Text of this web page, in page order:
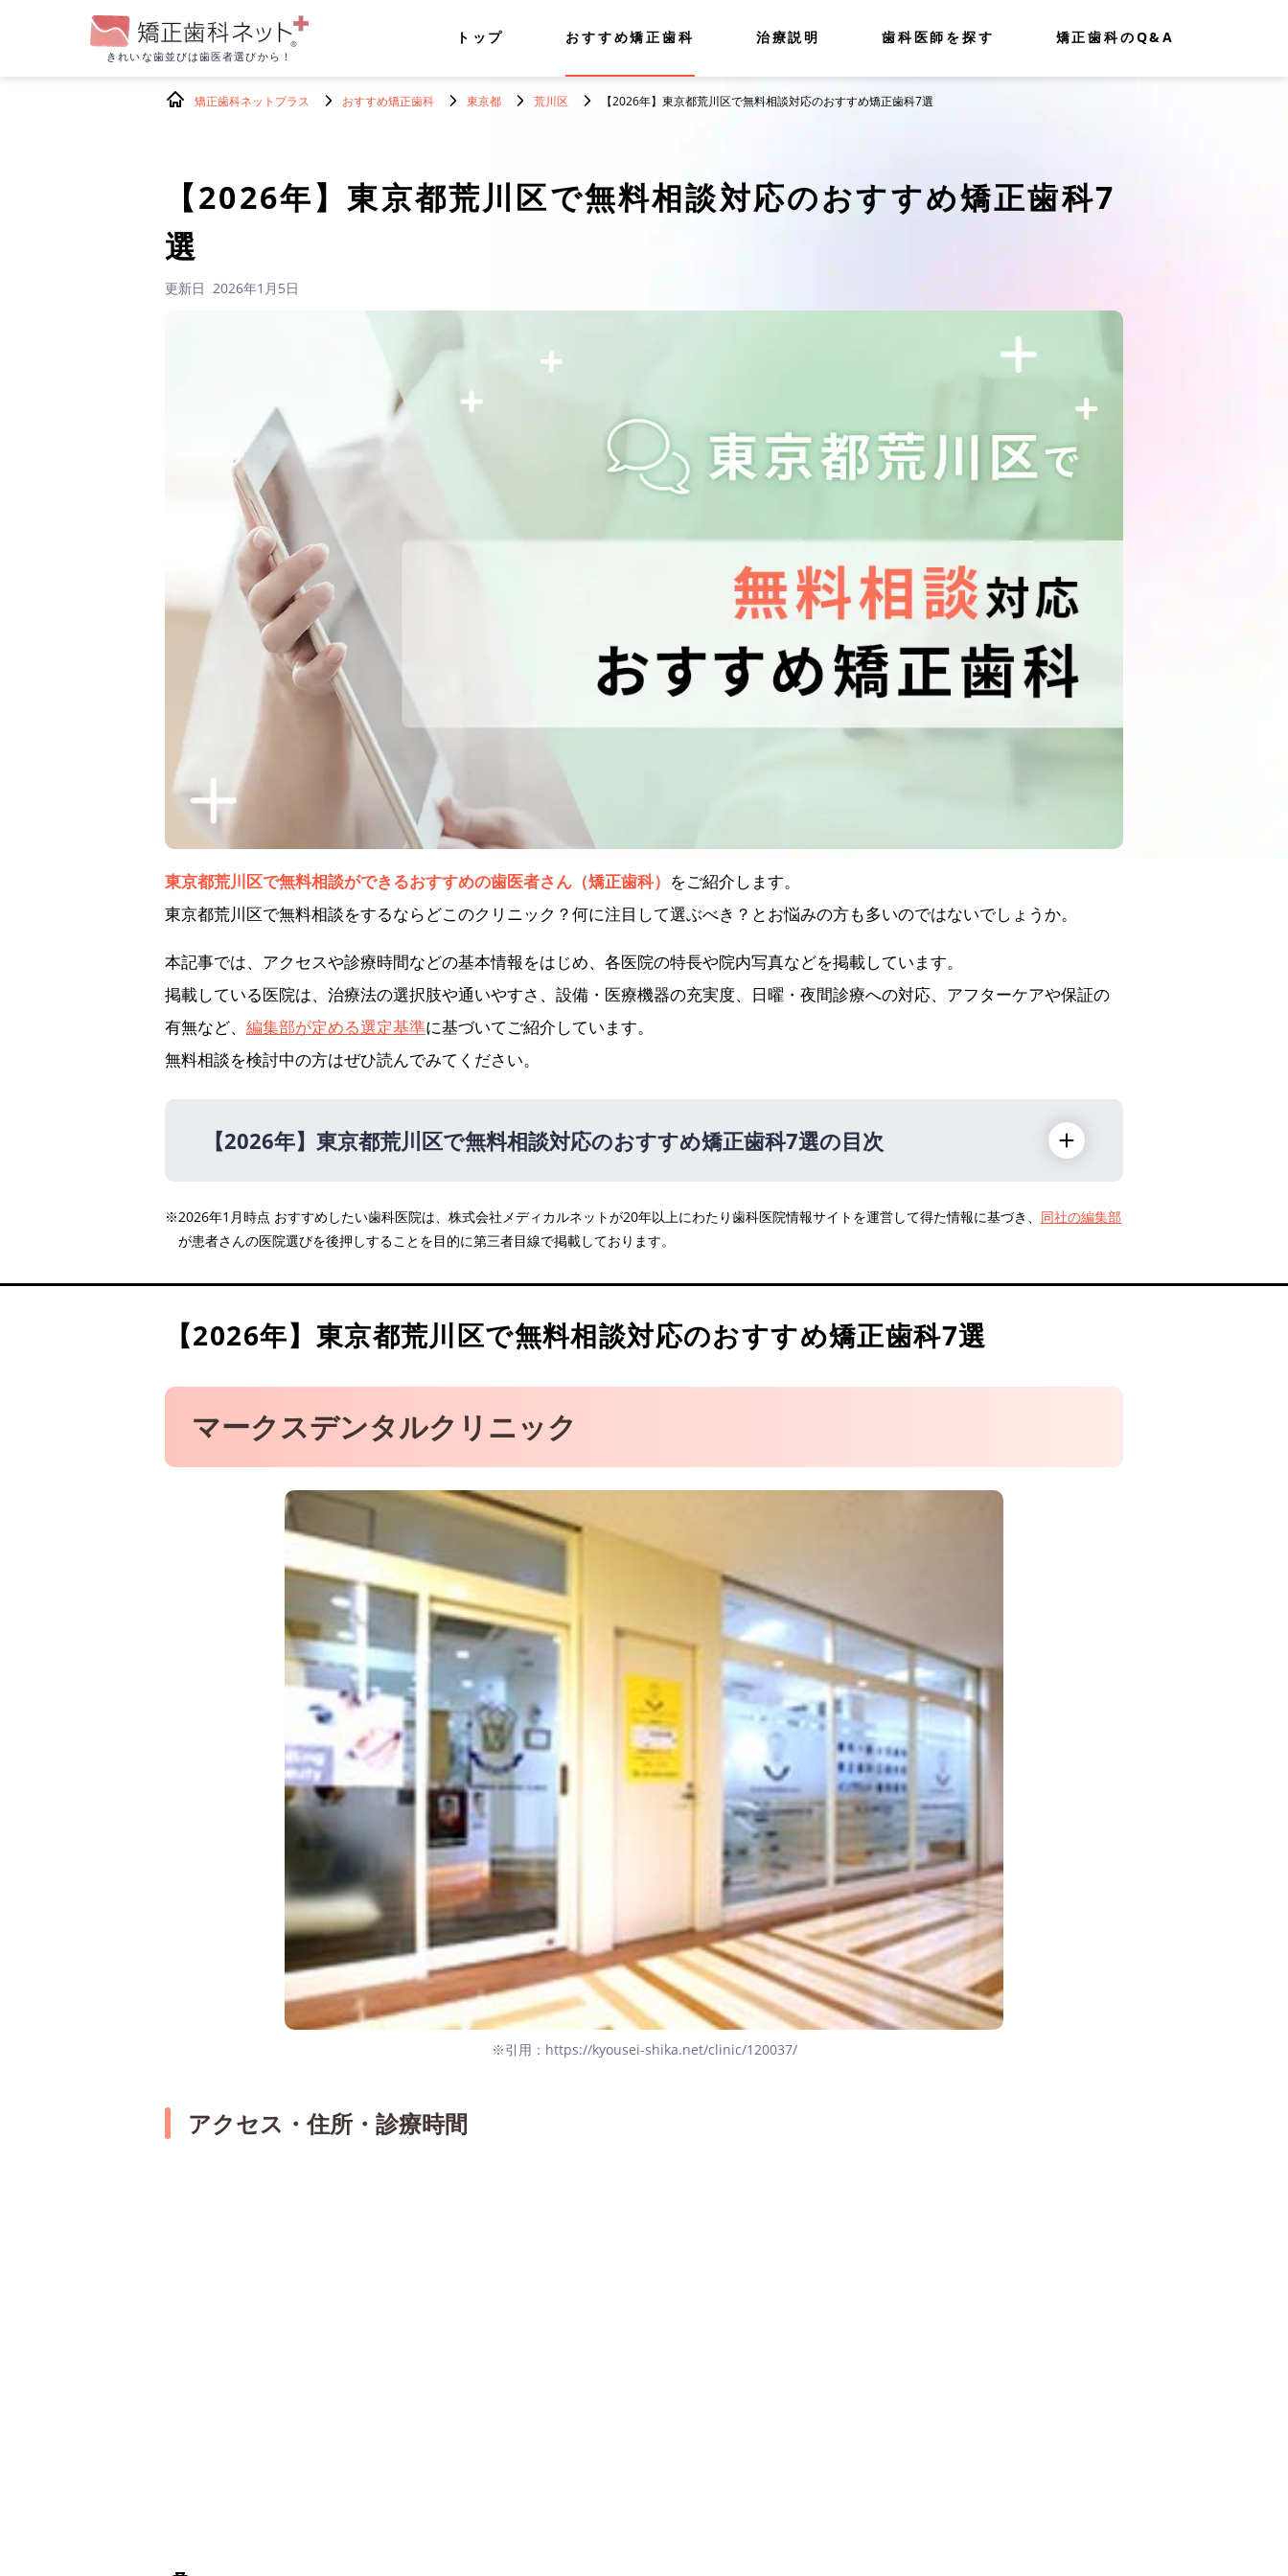
きれいな歯並びは歯医者選びから！
トップ おすすめ矯正歯科 治療説明 歯科医師を探す 矯正歯科のQ&A
矯正歯科ネットプラス おすすめ矯正歯科 東京都 荒川区 【2026年】東京都荒川区で無料相談対応のおすすめ矯正歯科7選
【2026年】 東京都荒川区で無料相談対応のおすすめ矯正歯科7
選
更新日 2026年1月5日
東京都荒川区で無料相談ができるおすすめの歯医者さん（矯正歯科） をご紹介します。
東京都荒川区で無料相談をするならどこのクリニック？何に注目して選ぶべき？とお悩みの方も多いのではないでしょうか。
本記事では、アクセスや診療時間などの基本情報をはじめ、各医院の特長や院内写真などを掲載しています。
掲載している医院は、治療法の選択肢や通いやすさ、設備・医療機器の充実度、日曜・夜間診療への対応、アフターケアや保証の
有無など、 編集部が定める選定基準に基づいてご紹介しています。
無料相談を検討中の方はぜひ読んでみてください。
【2026年】 東京都荒川区で無料相談対応のおすすめ矯正歯科7選の目次
マークスデンタルクリニック
白鳥矯正歯科医院
メグミ歯科クリニック
医療法人社団 栄潤会 LaLaテラス歯科クリニック
よし歯科医院
※2026年1月時点 おすすめしたい歯科医院は、株式会社メディカルネットが20年以上にわたり歯科医院情報サイトを運営して得た情報に基づき、 同社の編集部
が患者さんの医院選びを後押しすることを目的に第三者目線で掲載しております。
【2026年】 東京都荒川区で無料相談対応のおすすめ矯正歯科7選
マークスデンタルクリニック
※引用：https://kyousei-shika.net/clinic/120037/
アクセス・住所・診療時間